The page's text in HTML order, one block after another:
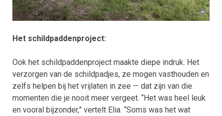
Het schildpaddenproject:
Ook het schildpaddenproject maakte diepe indruk. Het
verzorgen van de schildpadjes, ze mogen vasthouden en
zelfs helpen bij het vrijlaten in zee — dat zijn van die
momenten die je nooit meer vergeet. “Het was heel leuk
en vooral bijzonder,” vertelt Elia. “Soms was het wat